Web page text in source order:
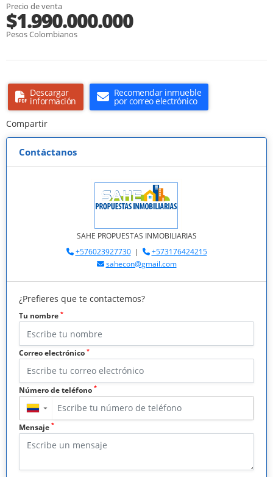
Precio de venta
$1.990.000.000
Pesos Colombianos
Descargar
información
Recomendar inmueble
por correo electrónico
Compartir
Contáctanos
SAHE PROPUESTAS INMOBILIARIAS
+576023927730|
+573176424215
sahecon@gmail.com
¿Prefieres que te contactemos?
Tu nombre *
Correo electrónico *
Número de teléfono *
▼
Mensaje *